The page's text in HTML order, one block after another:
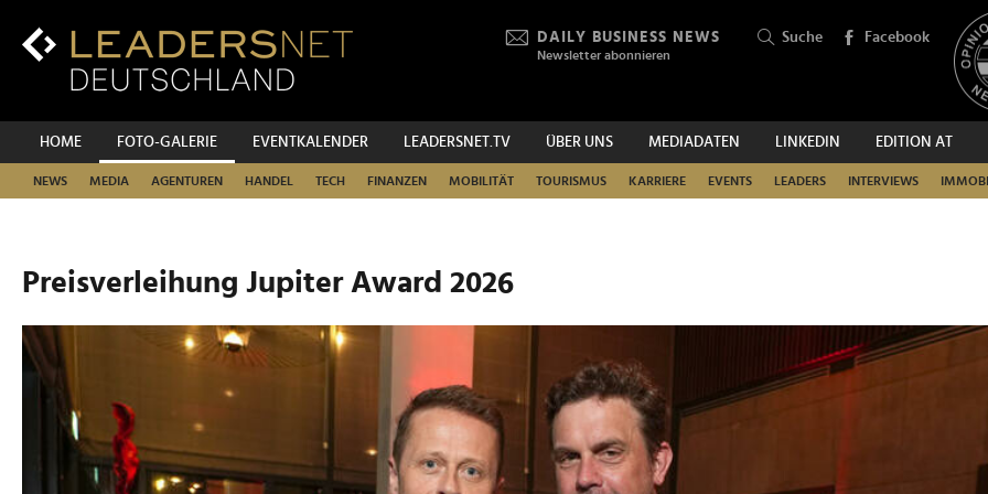
Inhalt
Hauptnavigation
DAILY BUSINESS NEWS
Newsletter abonnieren
Suche Facebook
HOME FOTO-GALERIE EVENTKALENDER LEADERSNET.TV ÜBER UNS MEDIADATEN LINKEDIN EDITION AT
NEWS MEDIA AGENTUREN HANDEL TECH FINANZEN MOBILITÄT TOURISMUS KARRIERE EVENTS LEADERS INTERVIEWS
SUCHEN
Preisverleihung Jupiter Award 2026